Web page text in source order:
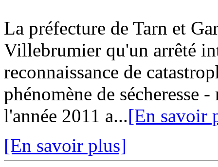
La préfecture de Tarn et
Villebrumier qu'un arrêté
reconnaissance de
phénomène de sécheresse
l'année 2011 a...[En savoir
[En savoir plus]